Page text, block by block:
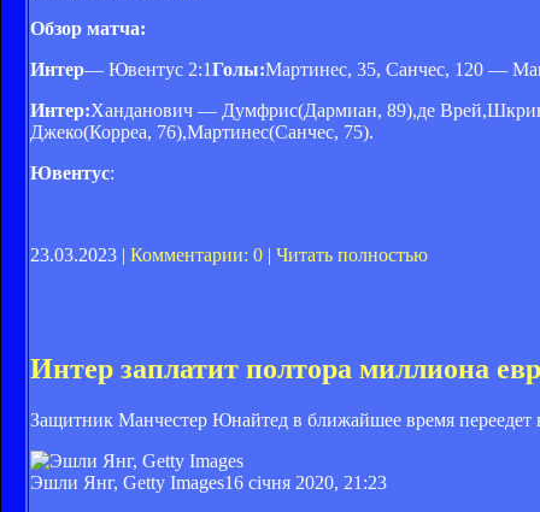
Обзор матча:
Интер— Ювентус 2:1Голы:Мартинес, 35, Санчес, 120 —
Интер:Ханданович — Думфрис(Дармиан, 89),де
Джеко(Корреа, 76),Мартинес(Санчес, 75).
Ювентус:
23.03.2023 | Комментарии: 0 | Читать полностью
Интер заплатит полтора миллиона
Защитник Манчестер Юнайтед в ближайшее время
Эшли Янг, Getty Images16 січня 2020, 21:23